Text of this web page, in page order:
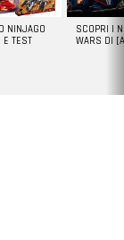
NINJAGO
E TEST
SCOPRI I
WARS DI